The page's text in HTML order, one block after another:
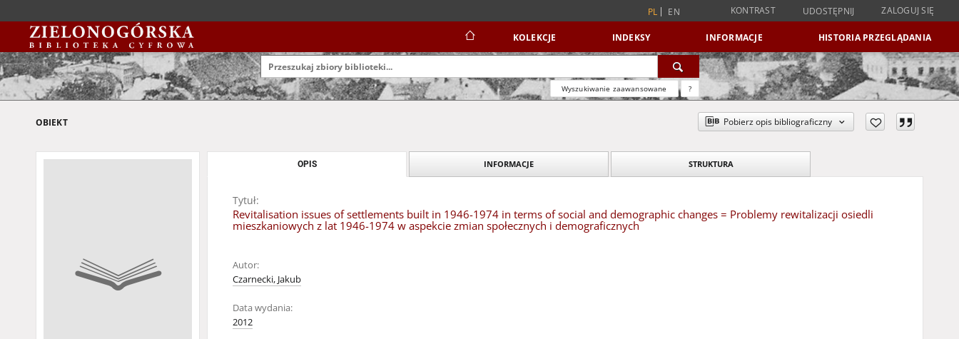
PL EN KONTRAST UDOSTĘPNIJ ZALOGUJ SIĘ
KOLEKCJE INDEKSY INFORMACJE HISTORIA PRZEGLĄDANIA
Wyszukiwanie zaawansowane ?
OBIEKT Pobierz opis bibliograficzny
OPIS INFORMACJE STRUKTURA
Tytuł:
Revitalisation issues of settlements built in 1946-1974 in terms of social and demographic changes = Problemy rewitalizacji osiedli
mieszkaniowych z lat 1946-1974 w aspekcie zmian społecznych i demograficznych
Autor:
Czarnecki, Jakub
Data wydania:
2012